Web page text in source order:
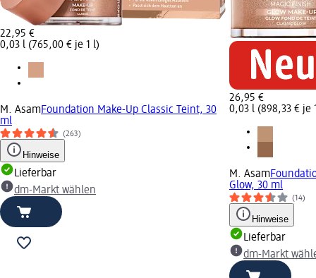
22,95 €
0,03 l (765,00 € je 1 l)
M. AsamFoundation Make-Up Classic Teint, 30
ml
(263)
Hinweise
Lieferbar
dm-Markt wählen
26,95 €
0,03 l (898,33 € je
M. Asam
Glow, 30 ml
(14)
Hinweise
Lieferbar
dm-Markt